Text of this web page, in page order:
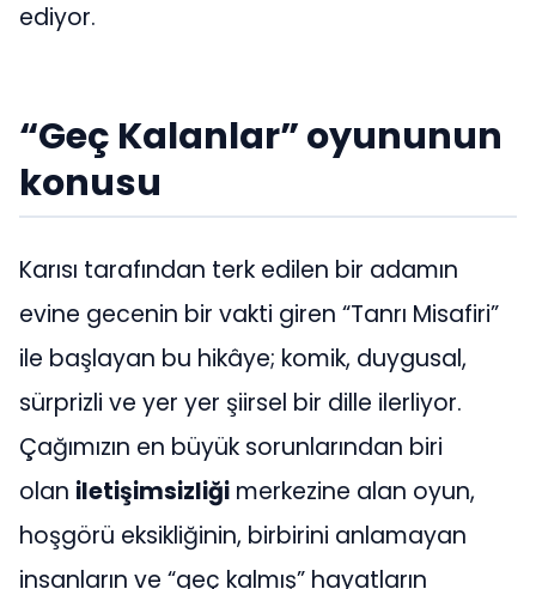
ediyor.
“Geç Kalanlar” oyununun
konusu
Karısı tarafından terk edilen bir adamın
evine gecenin bir vakti giren “Tanrı Misafiri”
ile başlayan bu hikâye; komik, duygusal,
sürprizli ve yer yer şiirsel bir dille ilerliyor.
Çağımızın en büyük sorunlarından biri
olan iletişimsizliği merkezine alan oyun,
hoşgörü eksikliğinin, birbirini anlamayan
insanların ve “geç kalmış” hayatların